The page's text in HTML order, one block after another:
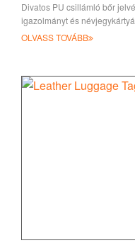
Divatos PU csillámló bőr
igazolmányt és
OLVASS TOVÁBB